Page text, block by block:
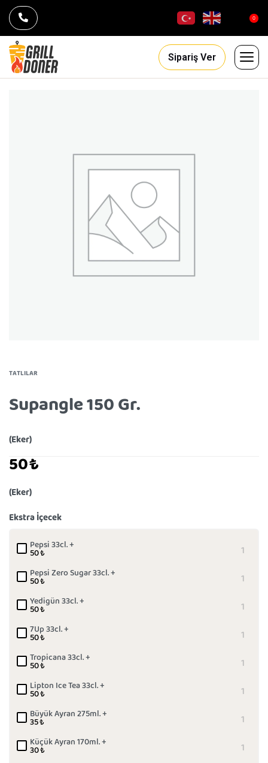
0
Sipariş Ver
TATLILAR
Supangle 150 Gr.
(Eker)
50₺
(Eker)
Ekstra İçecek
Pepsi 33cl. +
50₺
Pepsi Zero Sugar 33cl. +
50₺
Yedigün 33cl. +
50₺
7Up 33cl. +
50₺
Tropicana 33cl. +
50₺
Lipton Ice Tea 33cl. +
50₺
Büyük Ayran 275ml. +
35₺
Küçük Ayran 170ml. +
30₺